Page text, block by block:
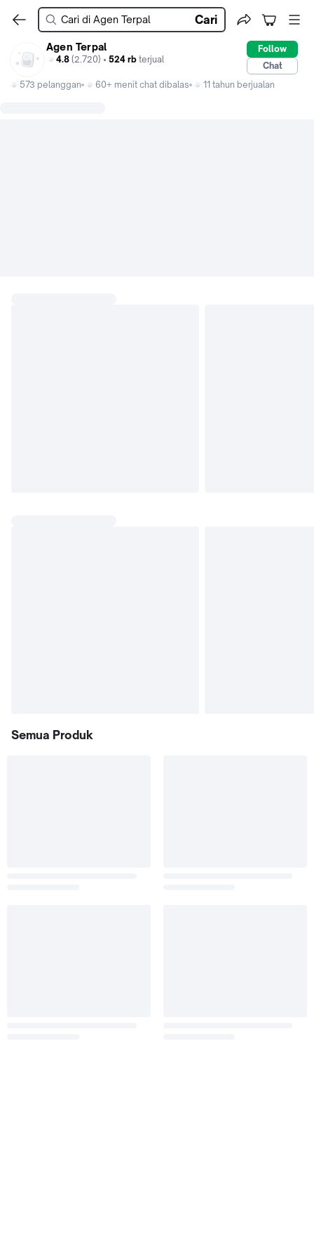
Cari
Agen Terpal
4.8 (2.720) • 524 rb terjual
Follow
Chat
573 pelanggan
60+ menit chat dibalas 11 tahun berjualan
Semua Produk